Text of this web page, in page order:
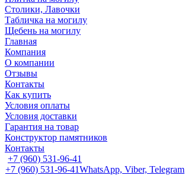
Столики, Лавочки
Табличка на могилу
Щебень на могилу
Главная
Компания
О компании
Отзывы
Контакты
Как купить
Условия оплаты
Условия доставки
Гарантия на товар
Конструктор памятников
Контакты
+7 (960) 531-96-41
+7 (960) 531-96-41WhatsApp, Viber, Telegram